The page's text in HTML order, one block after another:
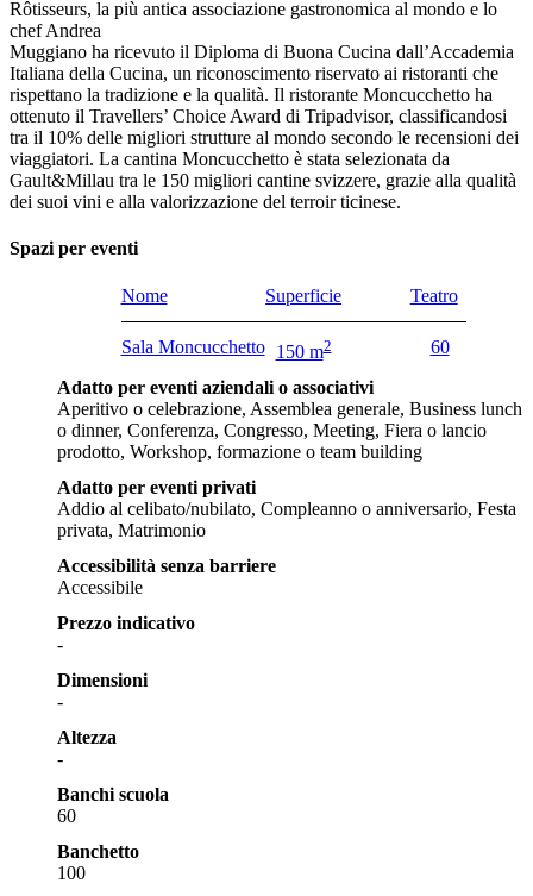
Rôtisseurs, la più antica associazione gastronomica al mondo e lo
chef Andrea
Muggiano ha ricevuto il Diploma di Buona Cucina dall’Accademia
Italiana della Cucina, un riconoscimento riservato ai ristoranti che
rispettano la tradizione e la qualità. Il ristorante Moncucchetto ha
ottenuto il Travellers’ Choice Award di Tripadvisor, classificandosi
tra il 10% delle migliori strutture al mondo secondo le recensioni dei
viaggiatori. La cantina Moncucchetto è stata selezionata da
Gault&Millau tra le 150 migliori cantine svizzere, grazie alla qualità
dei suoi vini e alla valorizzazione del terroir ticinese.
Spazi per eventi
Nome Superficie Teatro
Sala Moncucchetto 150 m2 60
Adatto per eventi aziendali o associativi
Aperitivo o celebrazione, Assemblea generale, Business lunch
o dinner, Conferenza, Congresso, Meeting, Fiera o lancio
prodotto, Workshop, formazione o team building
Adatto per eventi privati
Addio al celibato/nubilato, Compleanno o anniversario, Festa
privata, Matrimonio
Accessibilità senza barriere
Accessibile
Prezzo indicativo
-
Dimensioni
-
Altezza
-
Banchi scuola
60
Banchetto
100